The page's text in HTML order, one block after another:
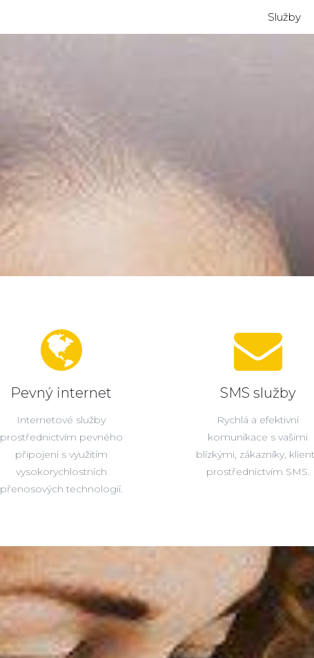
Služby
Pevný internet
Internetové služby
prostřednictvím pevného
připojení s využitím
vysokorychlostních
přenosových technologií.
SMS služby
Rychlá a efektivní
komunikace s vašimi
blízkými, zákazníky,
prostřednictvím SMS.